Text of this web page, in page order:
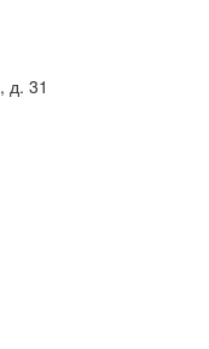
д. 31